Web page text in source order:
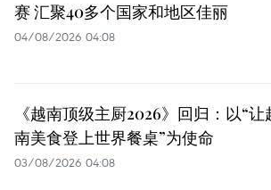
赛 汇聚40多个国家和地区佳丽
04/08/2026 04:08
《越南顶级主厨2026》回归：以“让
南美食登上世界餐桌”为使命
03/08/2026 04:08